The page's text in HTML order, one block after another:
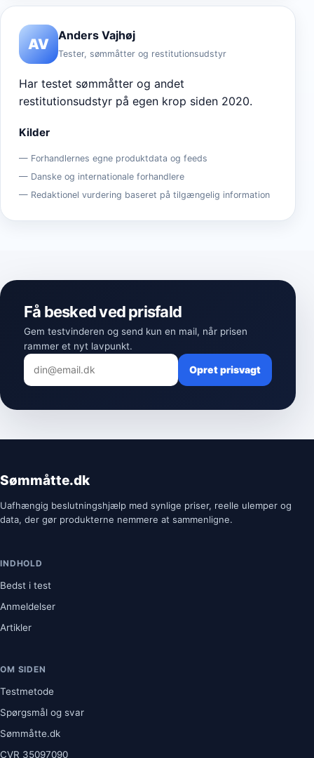
AV
Anders Vajhøj
Tester, sømmåtter og restitutionsudstyr
Har testet sømmåtter og andet
restitutionsudstyr på egen krop siden 2020.
Kilder
Forhandlernes egne produktdata og feeds
Danske og internationale forhandlere
Redaktionel vurdering baseret på tilgængelig information
Få besked ved prisfald
Gem testvinderen og send kun en mail, når prisen
rammer et nyt lavpunkt.
Opret prisvagt
Sømmåtte.dk
Uafhængig beslutningshjælp med synlige priser, reelle ulemper og
data, der gør produkterne nemmere at sammenligne.
INDHOLD
Bedst i test
Anmeldelser
Artikler
OM SIDEN
Testmetode
Spørgsmål og svar
Sømmåtte.dk
CVR 35097090